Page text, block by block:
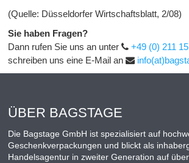
(Quelle: Düsseldorfer Wirtschaftsblatt, 2/08)
Sie haben Fragen?
Dann rufen Sie uns an unter
+49 (0) 211
schreiben uns eine E-Mail an
ÜBER BAGSTAGE
Die Bagstage GmbH ist spezialisiert auf
Geschenkverpackungen und blickt als
Handelsagentur in zweiter Generation auf